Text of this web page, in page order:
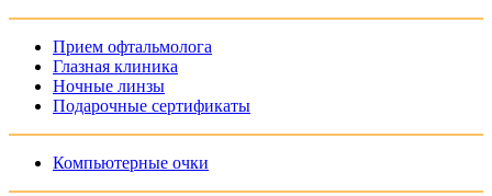
Прием офтальмолога
Глазная клиника
Ночные линзы
Подарочные сертификаты
Компьютерные очки